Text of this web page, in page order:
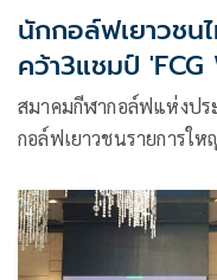
นักกอล์ฟเยาวชน
คว้า3แชมป์ 'FCG
2025'ที่สหรัฐฯ
สมาคมกีฬากอล์ฟแห่งปร
กอล์ฟเยาวชนรายการใ
กรกฎาคม 2025 รายกา
50 ประเทศเข้าร่วม โด
แชมป์จาก “เมกะ” นิธิ